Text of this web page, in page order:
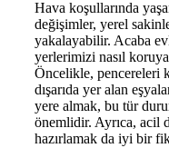
Hava koşullarında
değişimler, yerel
yakalayabilir. Acaba
yerlerimizi nasıl
Öncelikle, pencereleri
dışarıda yer alan
yere almak, bu tür
önemlidir. Ayrıca, acil
hazırlamak da iyi bir